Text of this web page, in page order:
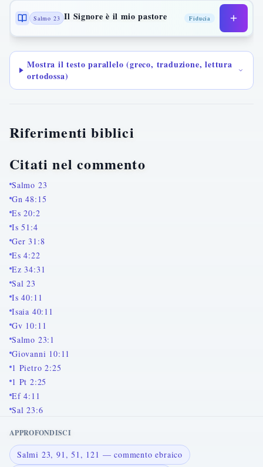
Salmo 23 Il Signore è il mio pastore Fiducia
Mostra il testo parallelo (greco, traduzione, lettura
ortodossa)
Riferimenti biblici
Citati nel commento
Salmo 23
Gn 48:15
Es 20:2
Is 51:4
Ger 31:8
Es 4:22
Ez 34:31
Sal 23
Is 40:11
Isaia 40:11
Gv 10:11
Salmo 23:1
Giovanni 10:11
1 Pietro 2:25
1 Pt 2:25
Ef 4:11
Sal 23:6
APPROFONDISCI
Salmi 23, 91, 51, 121 — commento ebraico